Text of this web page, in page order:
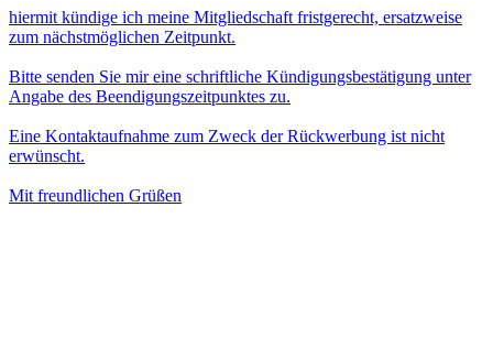
hiermit kündige ich meine Mitgliedschaft fristgerecht, ersatzweise
zum nächstmöglichen Zeitpunkt.
Bitte senden Sie mir eine schriftliche Kündigungsbestätigung unter
Angabe des Beendigungszeitpunktes zu.
Eine Kontaktaufnahme zum Zweck der Rückwerbung ist nicht
erwünscht.
Mit freundlichen Grüßen